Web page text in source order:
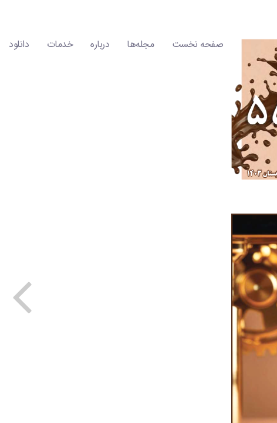
صفحه نخست مجله‌ها درباره خدمات دانلود